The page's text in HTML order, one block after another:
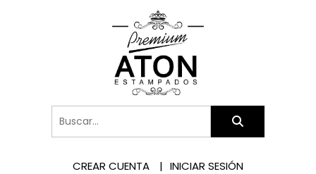
CREAR CUENTA INICIAR SESIÓN